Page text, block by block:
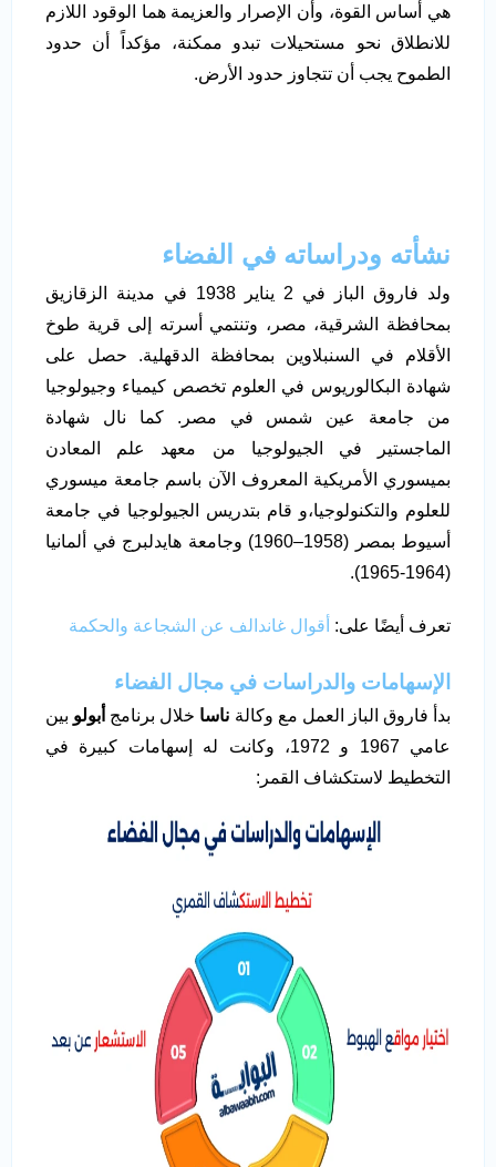
هي أساس القوة، وأن الإصرار والعزيمة هما الوقود اللازم
للانطلاق نحو مستحيلات تبدو ممكنة، مؤكداً أن حدود
الطموح يجب أن تتجاوز حدود الأرض.
نشأته ودراساته في الفضاء
ولد فاروق الباز في 2 يناير 1938 في مدينة الزقازيق
بمحافظة الشرقية، مصر، وتنتمي أسرته إلى قرية طوخ
الأقلام في السنبلاوين بمحافظة الدقهلية. حصل على
شهادة البكالوريوس في العلوم تخصص كيمياء وجيولوجيا
من جامعة عين شمس في مصر. كما نال شهادة
الماجستير في الجيولوجيا من معهد علم المعادن
بميسوري الأمريكية المعروف الآن باسم جامعة ميسوري
للعلوم والتكنولوجيا،و قام بتدريس الجيولوجيا في جامعة
أسيوط بمصر (1958–1960) وجامعة هايدلبرج في ألمانيا
(1964-1965).
تعرف أيضًا على: أقوال غاندالف عن الشجاعة والحكمة
الإسهامات والدراسات في مجال الفضاء
بدأ فاروق الباز العمل مع وكالة ناسا خلال برنامج أبولو بين
عامي 1967 و 1972، وكانت له إسهامات كبيرة في
التخطيط لاستكشاف القمر: